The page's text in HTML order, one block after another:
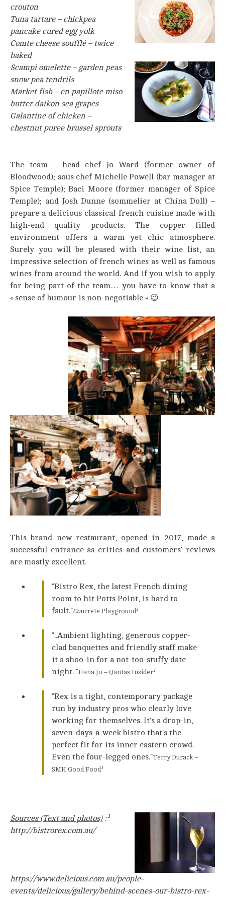
crouton
Tuna tartare – chickpea
pancake cured egg yolk
Comte cheese soufflé – twice
baked
Scampi omelette – garden peas
snow pea tendrils
Market fish – en papillote miso
butter daikon sea grapes
Galantine of chicken –
chestnut puree brussel sprouts
The team – head chef Jo Ward (former owner of
Bloodwood); sous chef Michelle Powell (bar manager at
Spice Temple); Baci Moore (former manager of Spice
Temple); and Josh Dunne (sommelier at China Doll) –
prepare a delicious classical french cuisine made with
high-end quality products. The copper filled
environment offers a warm yet chic atmosphere.
Surely you will be pleased with their wine list, an
impressive selection of french wines as well as famous
wines from around the world. And if you wish to apply
for being part of the team… you have to know that a
« sense of humour is non-negotiable » 😉
This brand new restaurant, opened in 2017, made a
successful entrance as critics and customers’ reviews
are mostly excellent.
Bistro Rex, the latest French dining
room to hit Potts Point, is hard to
fault. Concrete Playground1
..Ambient lighting, generous copper-
clad banquettes and friendly staff make
it a shoo-in for a not-too-stuffy date
night.
Hana Jo – Qantas Insider1
Rex is a tight, contemporary package
run by industry pros who clearly love
working for themselves. It’s a drop-in,
seven-days-a-week bistro that’s the
perfect fit for its inner eastern crowd.
Even the four-legged ones. Terry Durack –
SMH Good Food1
Sources (Text and photos):1
http://bistrorex.com.au/
https://www.delicious.com.au/people-
events/delicious/gallery/behind-scenes-our-bistro-rex-